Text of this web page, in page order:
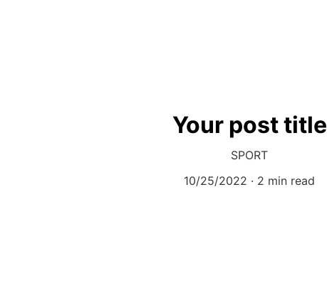
Your post title
SPORT
10/25/2022
2 min read